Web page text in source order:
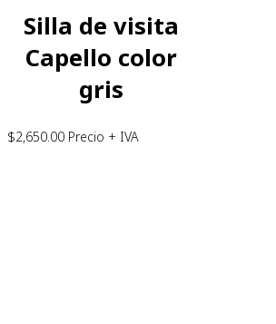
Silla de visita
Capello color
gris
$2,650.00 Precio + IVA